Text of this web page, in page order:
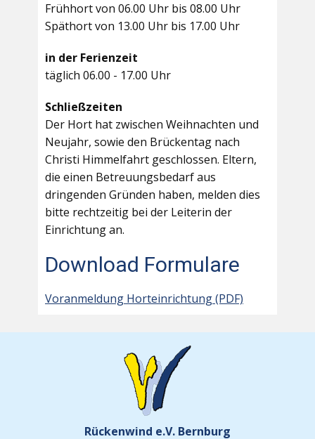
Frühhort von 06.00 Uhr bis 08.00 Uhr
Späthort von 13.00 Uhr bis 17.00 Uhr
in der Ferienzeit
täglich 06.00 - 17.00 Uhr
Schließzeiten
Der Hort hat zwischen Weihnachten und
Neujahr, sowie den Brückentag nach
Christi Himmelfahrt geschlossen. Eltern,
die einen Betreuungsbedarf aus
dringenden Gründen haben, melden dies
bitte rechtzeitig bei der Leiterin der
Einrichtung an.
Download Formulare
Voranmeldung Horteinrichtung (PDF)
Rückenwind e.V. Bernburg